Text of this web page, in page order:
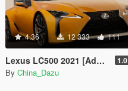
4.36 12 333 111
Lexus LC500 2021 [Add-On] 1.0
By China_Dazu